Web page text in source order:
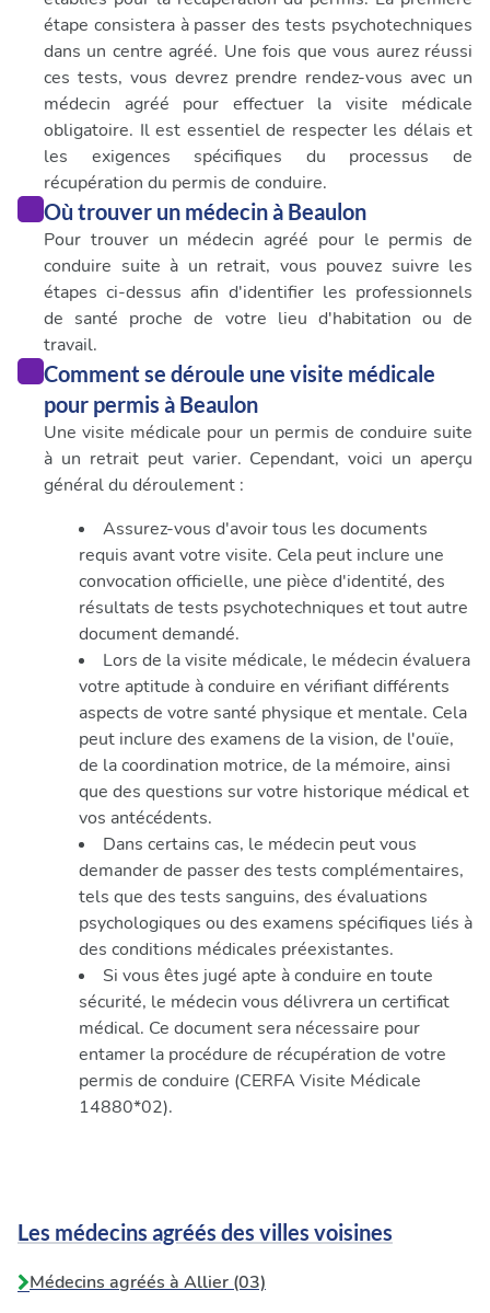
étape consistera à passer des tests psychotechniques
dans un centre agréé. Une fois que vous aurez réussi
ces tests, vous devrez prendre rendez-vous avec un
médecin agréé pour effectuer la visite médicale
obligatoire. Il est essentiel de respecter les délais et
les exigences spécifiques du processus de
récupération du permis de conduire.
Où trouver un médecin à Beaulon
Pour trouver un médecin agréé pour le permis de
conduire suite à un retrait, vous pouvez suivre les
étapes ci-dessus afin d'identifier les professionnels
de santé proche de votre lieu d'habitation ou de
travail.
Comment se déroule une visite médicale
pour permis à Beaulon
Une visite médicale pour un permis de conduire suite
à un retrait peut varier. Cependant, voici un aperçu
général du déroulement :
Assurez-vous d'avoir tous les documents
requis avant votre visite. Cela peut inclure une
convocation officielle, une pièce d'identité, des
résultats de tests psychotechniques et tout autre
document demandé.
Lors de la visite médicale, le médecin évaluera
votre aptitude à conduire en vérifiant différents
aspects de votre santé physique et mentale. Cela
peut inclure des examens de la vision, de l'ouïe,
de la coordination motrice, de la mémoire, ainsi
que des questions sur votre historique médical et
vos antécédents.
Dans certains cas, le médecin peut vous
demander de passer des tests complémentaires,
tels que des tests sanguins, des évaluations
psychologiques ou des examens spécifiques liés à
des conditions médicales préexistantes.
Si vous êtes jugé apte à conduire en toute
sécurité, le médecin vous délivrera un certificat
médical. Ce document sera nécessaire pour
entamer la procédure de récupération de votre
permis de conduire (CERFA Visite Médicale
14880*02).
Les médecins agréés des villes voisines
Médecins agréés à Allier (03)